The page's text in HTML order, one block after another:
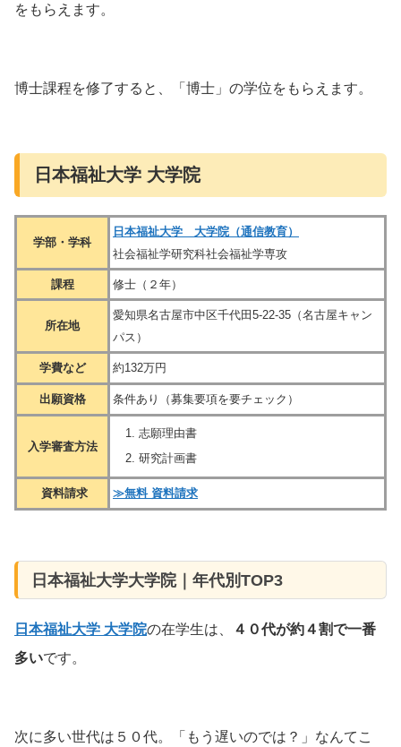
をもらえます。
博士課程を修了すると、「博士」の学位をもらえます。
日本福祉大学 大学院
学部・学科
日本福祉大学 大学院（通信教育）
社会福祉学研究科社会福祉学専攻
課程 修士（２年）
所在地
愛知県名古屋市中区千代田5-22-35（名古屋キャン
パス）
学費など 約132万円
出願資格 条件あり（募集要項を要チェック）
入学審査方法
志願理由書
研究計画書
資料請求 ≫無料 資料請求
日本福祉大学大学院｜年代別TOP3
日本福祉大学 大学院の在学生は、
４０代が約４割で一番
多いです。
次に多い世代は５０代。「もう遅いのでは？」なんてこ